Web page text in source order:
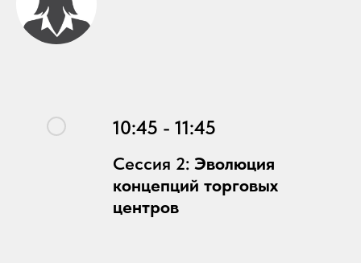
10:45 - 11:45
Сессия 2: Эволюция
концепций торговых
центров